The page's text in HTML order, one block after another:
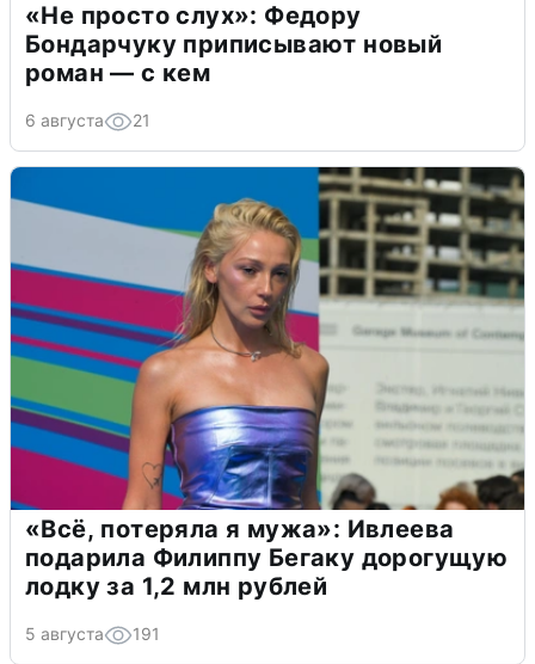
«Не просто слух»: Федору
Бондарчуку приписывают новый
роман — с кем
6 августа 21
«Всё, потеряла я мужа»: Ивлеева
подарила Филиппу Бегаку дорогущую
лодку за 1,2 млн рублей
5 августа 191